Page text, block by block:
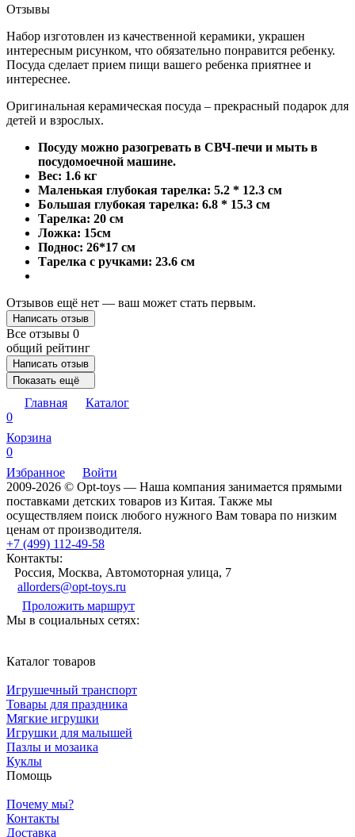
Отзывы
Набор изготовлен из качественной керамики, украшен
интересным рисунком, что обязательно понравится ребенку.
Посуда сделает прием пищи вашего ребенка приятнее и
интереснее.
Оригинальная керамическая посуда – прекрасный подарок для
детей и взрослых.
Посуду можно разогревать в СВЧ-печи и мыть в
посудомоечной машине.
Вес: 1.6 кг
Маленькая глубокая тарелка: 5.2 * 12.3 см
Большая глубокая тарелка: 6.8 * 15.3 см
Тарелка: 20 см
Ложка: 15см
Поднос: 26*17 см
Тарелка с ручками: 23.6 см
Отзывов ещё нет — ваш может стать первым.
Написать отзыв
Все отзывы 0
общий рейтинг
Написать отзыв
Показать ещё
Главная
Каталог
0
Корзина
0
Избранное
Войти
2009-2026 © Opt-toys — Наша компания занимается прямыми
поставками детских товаров из Китая. Также мы
осуществляем поиск любого нужного Вам товара по низким
ценам от производителя.
+7 (499) 112-49-58
Контакты:
Россия, Москва, Автомоторная улица, 7
allorders@opt-toys.ru
Проложить маршрут
Мы в социальных сетях:
Каталог товаров
Игрушечный транспорт
Товары для праздника
Мягкие игрушки
Игрушки для малышей
Пазлы и мозаика
Куклы
Помощь
Почему мы?
Контакты
Доставка